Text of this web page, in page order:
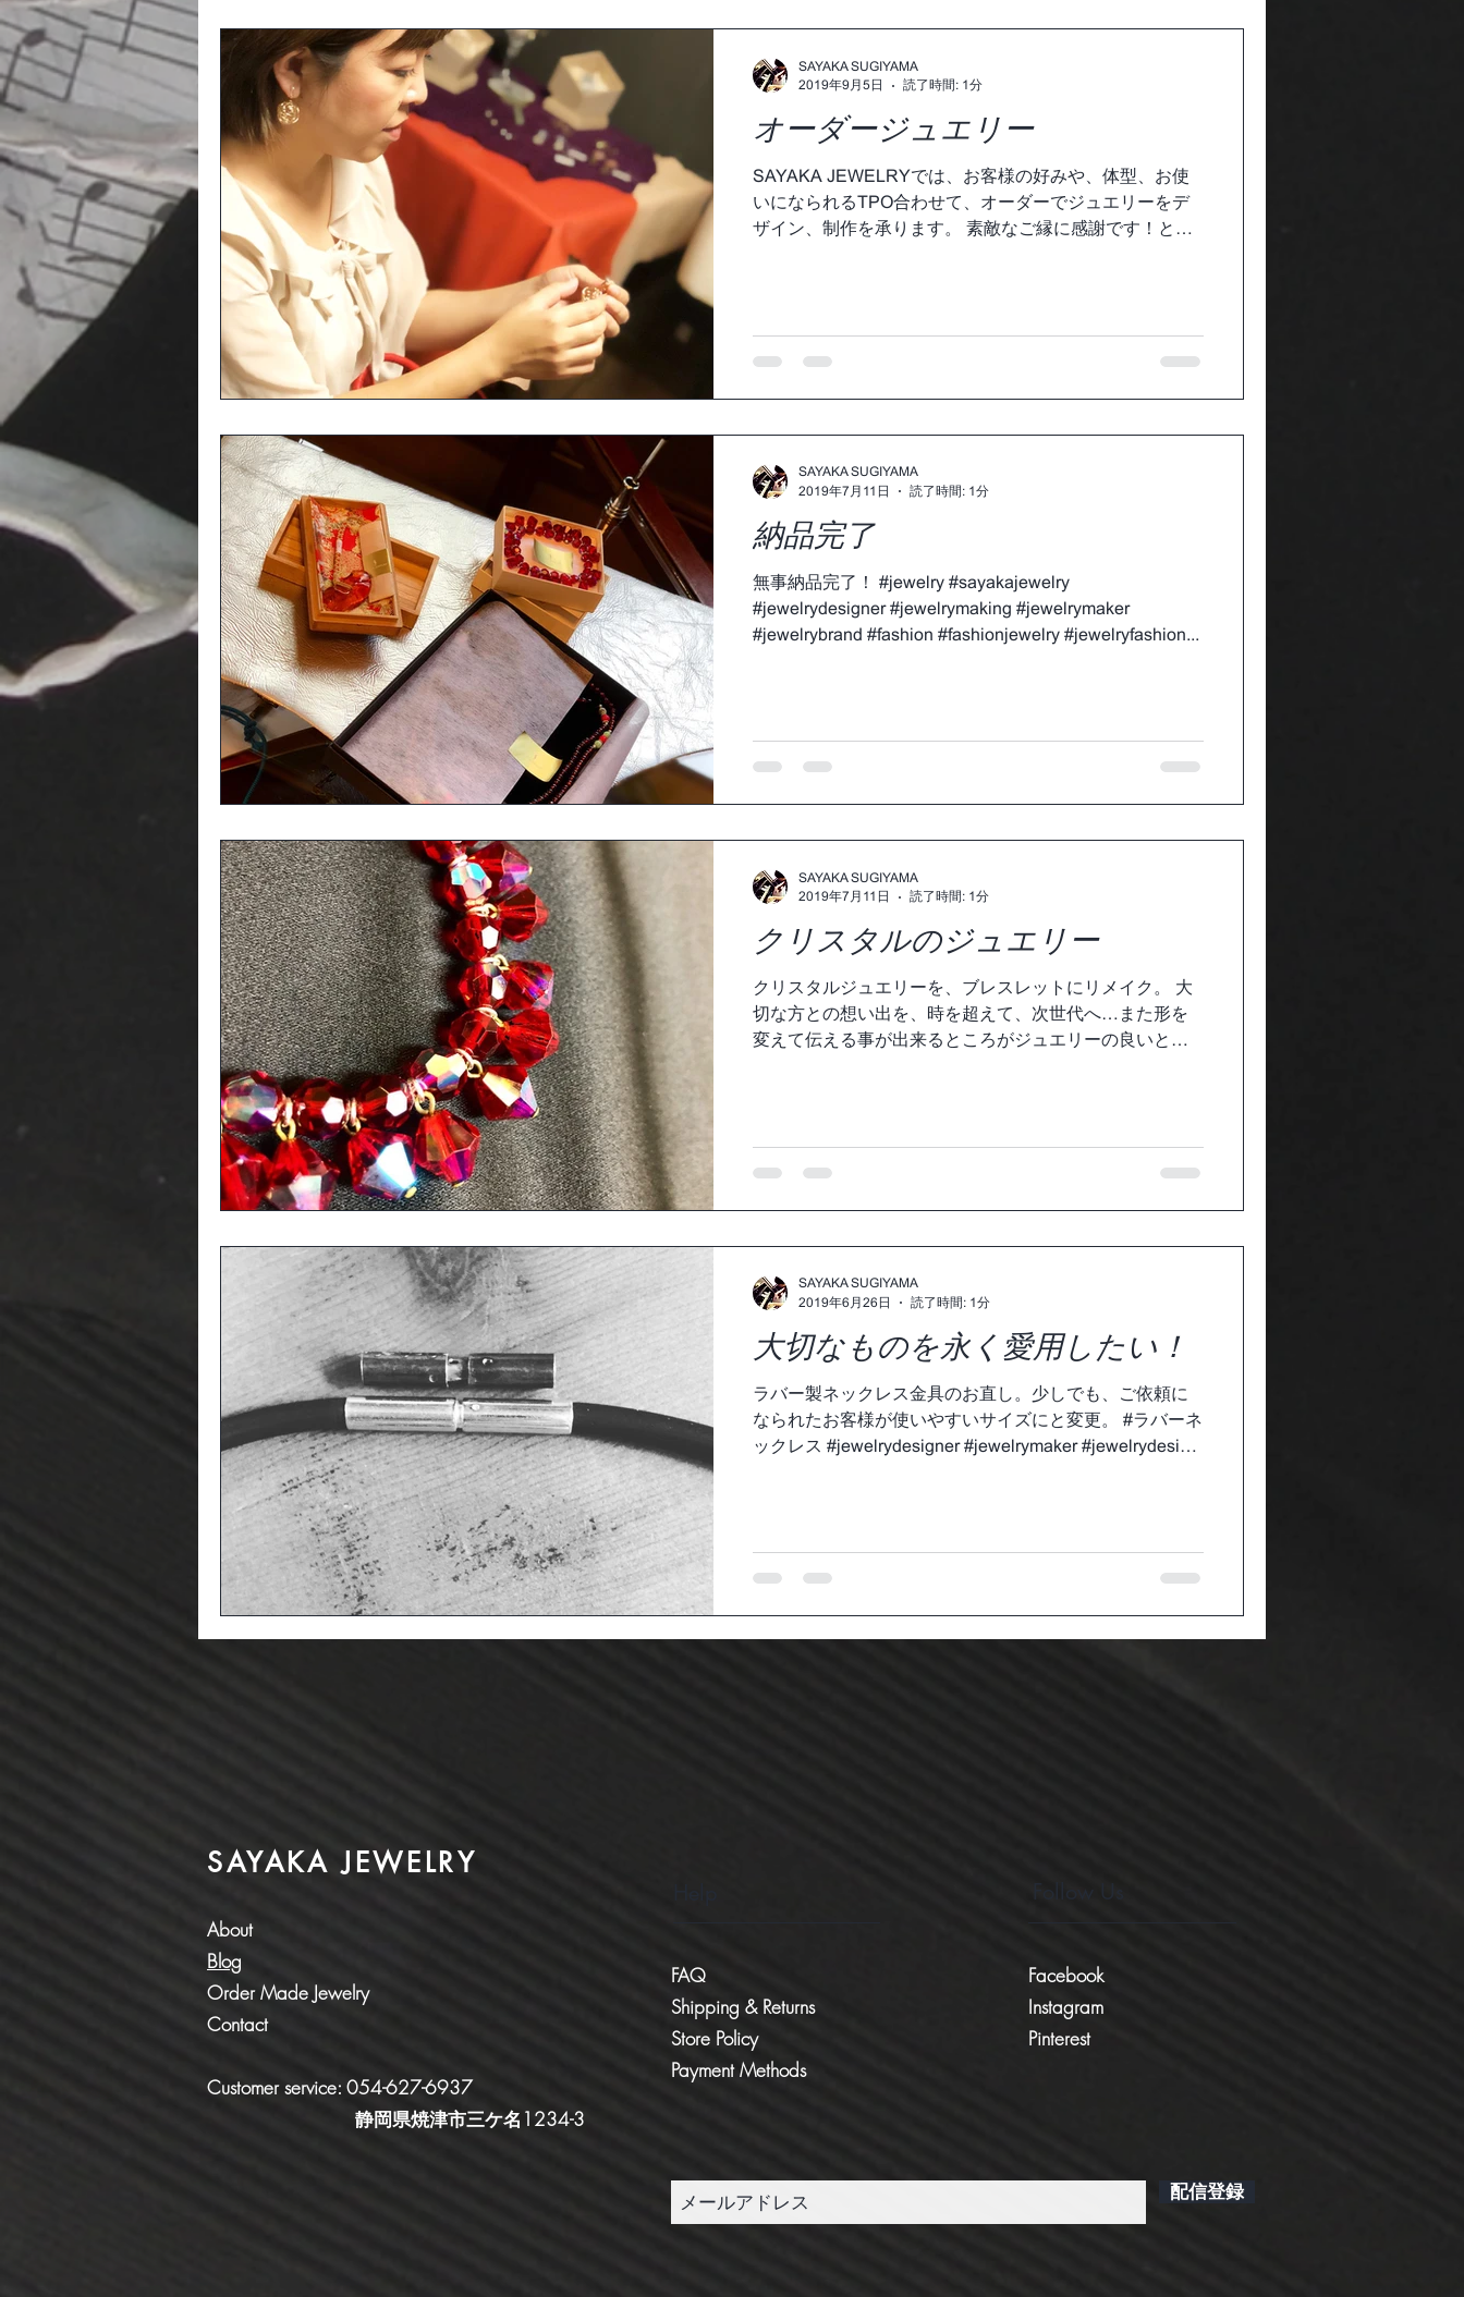
オーダージュエリー
SAYAKA JEWELRYでは、お客様の好みや、体型、お使
いになられるTPO合わせて、オーダーでジュエリーをデ
ザイン、制作を承ります。 素敵なご縁に感謝です！とて
SAYAKA SUGIYAMA
2019年9月5日
読了時間: 1分
納品完了
無事納品完了！ #jewelry #sayakajewelry
#jewelrydesigner #jewelrymaking #jewelrymaker
#jewelrybrand #fashion #fashionjewelry #jewelryfashion...
SAYAKA SUGIYAMA
2019年7月11日
読了時間: 1分
クリスタルのジュエリー
クリスタルジュエリーを、ブレスレットにリメイク。 大
切な方との想い出を、時を超えて、次世代へ…また形を
変えて伝える事が出来るところがジュエリーの良いとこ
SAYAKA SUGIYAMA
2019年7月11日
読了時間: 1分
大切なものを永く愛用したい！
ラバー製ネックレス金具のお直し。少しでも、ご依頼に
なられたお客様が使いやすいサイズにと変更。 #ラバーネ
ックレス #jewelrydesigner #jewelrymaker #jewelrydesign
SAYAKA SUGIYAMA
2019年6月26日
読了時間: 1分
SAYAKA JEWELRY
About
Blog
Order Made Jewelry
Contact
Customer service: 054-627-6937
​ 静岡県焼津市三ケ名1234-3
FAQ
Shipping & Returns
Store Policy
Payment Methods
Follow Us
Facebook
Instagram
Pinterest
配信登録